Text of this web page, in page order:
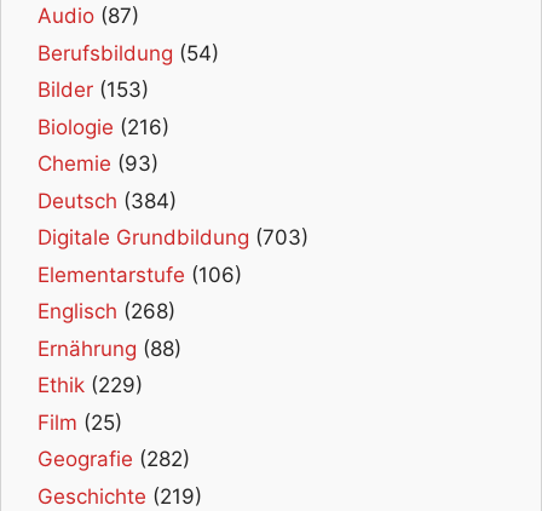
Audio (87)
Berufsbildung (54)
Bilder (153)
Biologie (216)
Chemie (93)
Deutsch (384)
Digitale Grundbildung (703)
Elementarstufe (106)
Englisch (268)
Ernährung (88)
Ethik (229)
Film (25)
Geografie (282)
Geschichte (219)